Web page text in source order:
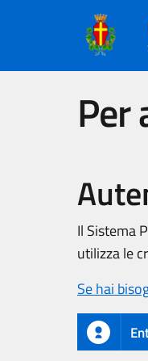
Per
Il Sistema
utilizza le
Se hai